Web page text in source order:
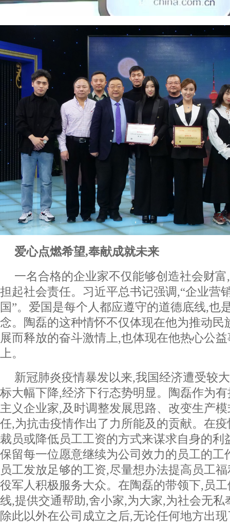
爱心点燃希望,奉献成就未来
一名合格的企业家不仅能够创造社会财
担起社会责任。习近平总书记强调,“企业营
国”。爱国是每个人都应遵守的道德底线,也
念。陶磊的这种情怀不仅体现在他为推动民
展而释放的奋斗激情上,也体现在他热心公
上。
新冠肺炎疫情暴发以来,我国经济遭受较
标大幅下降,经济下行态势明显。陶磊作为
主义企业家,及时调整发展思路、改变生产
任,为抗击疫情作出了力所能及的贡献。在
裁员或降低员工工资的方式来谋求自身的利
保留每一位愿意继续为公司效力的员工的工
员工发放足够的工资,尽量想办法提高员工
役军人积极服务大众。在陶磊的带领下,员
线,提供交通帮助,舍小家,为大家,为社会无私
除此以外在公司成立之后,无论任何地方出